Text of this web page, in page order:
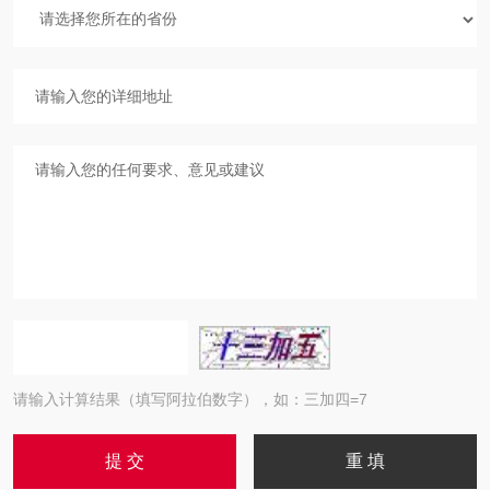
请输入计算结果（填写阿拉伯数字），如：三加四=7